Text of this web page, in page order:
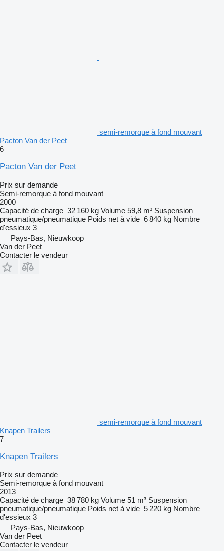
semi-remorque à fond mouvant
Pacton Van der Peet
6
Pacton Van der Peet
Prix sur demande
Semi-remorque à fond mouvant
2000
Capacité de charge 32 160 kg Volume 59,8 m³ Suspension
pneumatique/pneumatique Poids net à vide 6 840 kg Nombre
d'essieux 3
Pays-Bas, Nieuwkoop
Van der Peet
Contacter le vendeur
semi-remorque à fond mouvant
Knapen Trailers
7
Knapen Trailers
Prix sur demande
Semi-remorque à fond mouvant
2013
Capacité de charge 38 780 kg Volume 51 m³ Suspension
pneumatique/pneumatique Poids net à vide 5 220 kg Nombre
d'essieux 3
Pays-Bas, Nieuwkoop
Van der Peet
Contacter le vendeur